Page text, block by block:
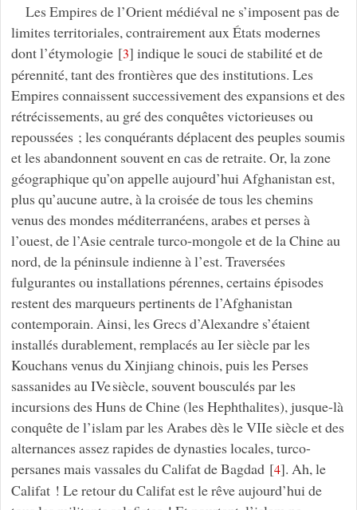
Les Empires de l’Orient médiéval ne s’imposent pas de
limites territoriales, contrairement aux États modernes
dont l’étymologie[3] indique le souci de stabilité et de
pérennité, tant des frontières que des institutions. Les
Empires connaissent successivement des expansions et des
rétrécissements, au gré des conquêtes victorieuses ou
repoussées ; les conquérants déplacent des peuples soumis
et les abandonnent souvent en cas de retraite. Or, la zone
géographique qu’on appelle aujourd’hui Afghanistan est,
plus qu’aucune autre, à la croisée de tous les chemins
venus des mondes méditerranéens, arabes et perses à
l’ouest, de l’Asie centrale turco-mongole et de la Chine au
nord, de la péninsule indienne à l’est. Traversées
fulgurantes ou installations pérennes, certains épisodes
restent des marqueurs pertinents de l’Afghanistan
contemporain. Ainsi, les Grecs d’Alexandre s’étaient
installés durablement, remplacés au Ier siècle par les
Kouchans venus du Xinjiang chinois, puis les Perses
sassanides au IVe siècle, souvent bousculés par les
incursions des Huns de Chine (les Hephthalites), jusque-là
conquête de l’islam par les Arabes dès le VIIe siècle et des
alternances assez rapides de dynasties locales, turco-
persanes mais vassales du Califat de Bagdad[4]. Ah, le
Califat ! Le retour du Califat est le rêve aujourd’hui de